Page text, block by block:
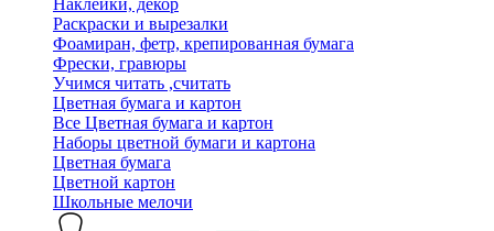
Наклейки, декор
Раскраски и вырезалки
Фоамиран, фетр, крепированная бумага
Фрески, гравюры
Учимся читать ,считать
Цветная бумага и картон
Все Цветная бумага и картон
Наборы цветной бумаги и картона
Цветная бумага
Цветной картон
Школьные мелочи